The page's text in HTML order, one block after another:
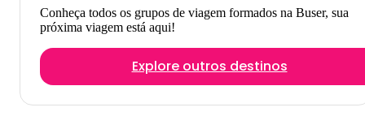
Conheça todos os grupos de viagem formados na Buser, sua
próxima viagem está aqui!
Explore outros destinos